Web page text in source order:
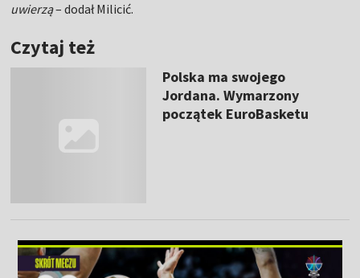
uwierzą– dodał Milicić.
Czytaj też
Polska ma swojego
Jordana. Wymarzony
początek EuroBasketu